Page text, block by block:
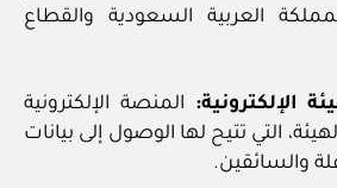
العربية السعودية والقطاع
الإلكترونية: المنصة الإلكترونية
التي تتيح لها الوصول إلى بيانات
والسائقين.